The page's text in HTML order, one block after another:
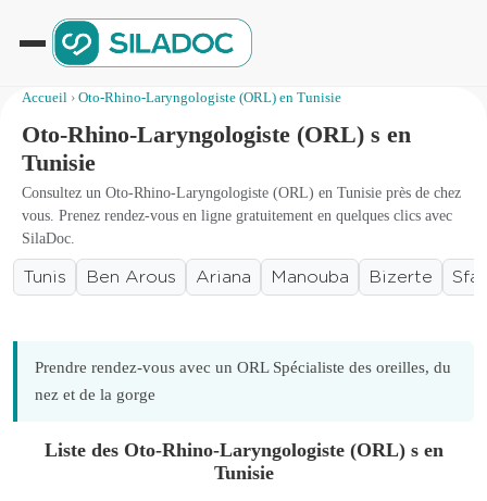
Accueil › Oto-Rhino-Laryngologiste (ORL) en Tunisie
Oto-Rhino-Laryngologiste (ORL) s en
Tunisie
Consultez un Oto-Rhino-Laryngologiste (ORL) en Tunisie près de chez
vous. Prenez rendez-vous en ligne gratuitement en quelques clics avec
SilaDoc.
Tunis Ben Arous Ariana Manouba Bizerte
Prendre rendez-vous avec un ORL Spécialiste des oreilles, du
nez et de la gorge
Liste des Oto-Rhino-Laryngologiste (ORL) s en
Tunisie